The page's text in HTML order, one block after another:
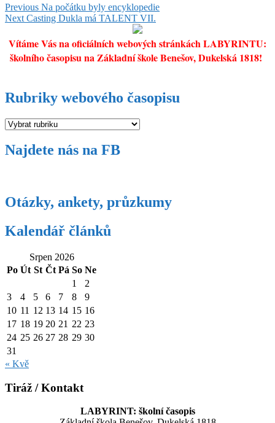
Navigace
pro
příspěvek
Previous Previous
post:
Na počátku byly encyklopedie
Next Next
Casting Dukla má TALENT VII.
Vítáme Vás na oficiálních webových stránkách LABYRINTU:
školního časopisu na Základní škole Benešov, Dukelská 1818!
Rubriky webového časopisu
Rubriky
časopisu
Najdete nás na FB
Otázky, ankety, průzkumy
Kalendář článků
Srpen 2026
Po Út St Čt Pá So Ne
1
2
3
4 5 6 7 8
9
10 11 12 13 14 15 16
17 18 19 20 21 22 23
24 25 26 27 28 29 30
31
« Kvě
Tiráž / Kontakt
LABYRINT: školní časopis